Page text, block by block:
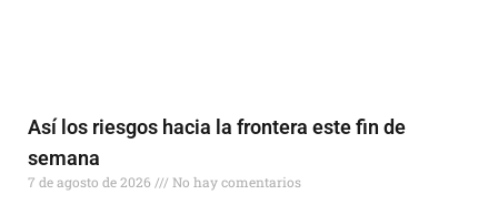
Así los riesgos hacia la frontera este fin de
semana
7 de agosto de 2026 No hay comentarios